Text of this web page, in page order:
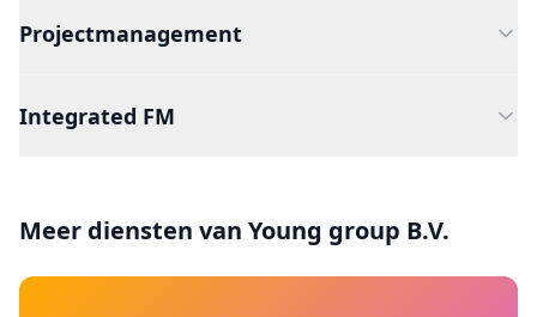
Projectmanagement
Integrated FM
Meer diensten van Young group B.V.